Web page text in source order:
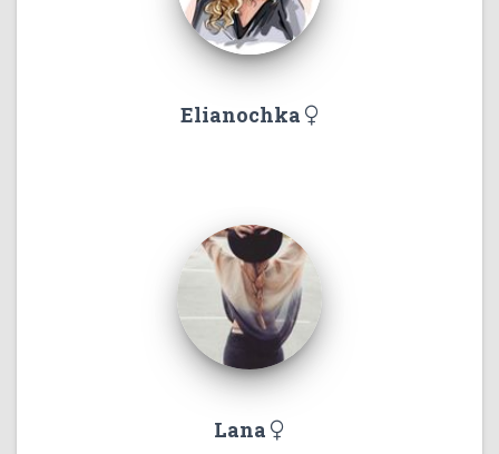
Elianochka
Lana